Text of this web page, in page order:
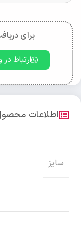
برای
ارتباط
اطلاعات
سایز